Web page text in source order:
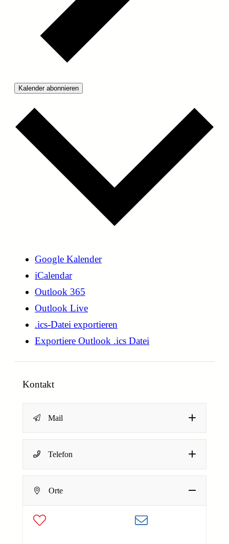
Kalender abonnieren
Google Kalender
iCalendar
Outlook 365
Outlook Live
.ics-Datei exportieren
Exportiere Outlook .ics Datei
Kontakt
Mail
a
c
r
i
c
E-Mail-Adresse
Telefon
Orte